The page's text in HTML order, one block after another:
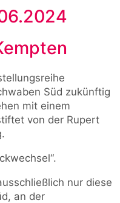
Süd zukünftig
mit einem
von der Rupert
nur diese
an der